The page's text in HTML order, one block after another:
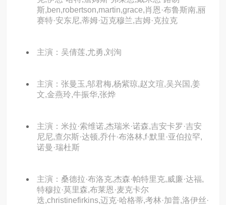
斯,ben,robertson,martin,grace,肖恩·布鲁斯南,丽
赛特·安东尼,蒂姆·迈克穆兰,吉姆·克拉克
主演：吴倩莲,尤勇,刘洵
主演：张曼玉,邬君梅,杨紫琼,赵文瑄,吴兴国,姜
文,金燕玲,牛振华,张烨
主演：米拉·索维诺,杰瑞米·诺森,吉安卡罗·吉安
尼尼,查尔斯·达顿,乔什·布洛林,f·默里·亚伯拉罕,
诺曼·瑞杜斯
主演：桑德拉·布洛克,杰森·帕特里克,威廉·达福,
特穆拉·莫里森,布莱恩·麦克卡尔
迭,christinefirkins,迈克·哈格蒂,考林·加普,洛伊丝·